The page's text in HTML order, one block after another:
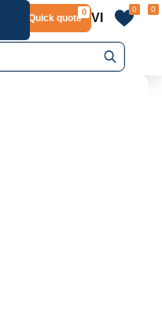
Layout.Quick quote
0 VI
0 0